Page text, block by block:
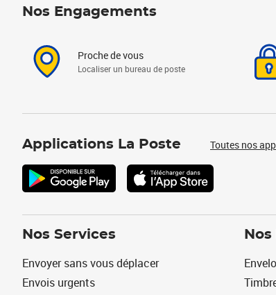
Nos Engagements
Proche de vous
Localiser un bureau de poste
Applications La Poste Toutes nos
Nos Services
Envoyer sans vous déplacer
Envois urgents